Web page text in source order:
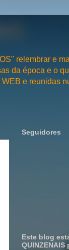
relembrar e
da época e o
e reunidas
Seguidores
Este blog